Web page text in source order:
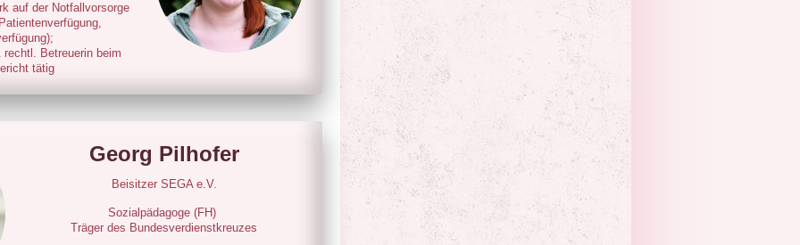
auf der Notfallvorsorge
Betreuerin beim
tätig
Georg Pilhofer
Beisitzer SEGA e.V.
Sozialpädagoge (FH)
Träger des Bundesverdienstkreuzes